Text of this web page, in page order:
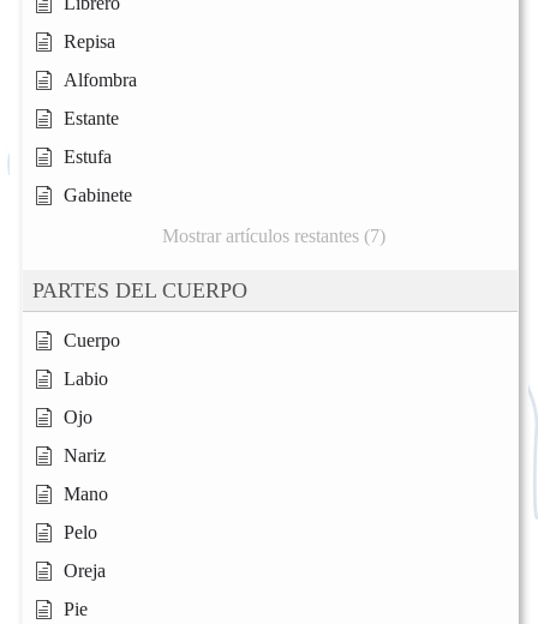
Repisa
Alfombra
Estante
Estufa
Gabinete
Mostrar artículos restantes (7)
PARTES DEL CUERPO
Cuerpo
Labio
Ojo
Nariz
Mano
Pelo
Oreja
Pie